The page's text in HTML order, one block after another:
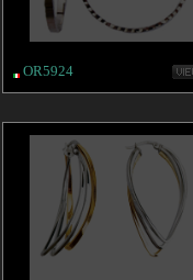
OR5924